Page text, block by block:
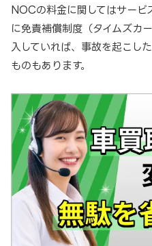
NOCの料金に関してはサー
に免責補償制度（タイムズカ
入していれば、事故を起こし
ものもあります。